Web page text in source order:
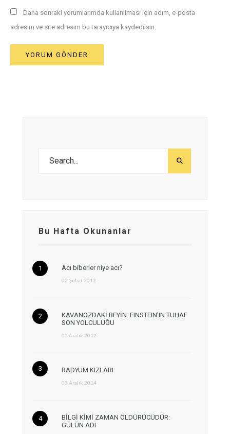
Daha sonraki yorumlarımda kullanılması için adım, e-posta
adresim ve site adresim bu tarayıcıya kaydedilsin.
Bu Hafta Okunanlar
Acı biberler niye acı?
02 Şubat 2012
KAVANOZDAKİ BEYİN: EINSTEIN’IN TUHAF
SON YOLCULUĞU
03 Aralık 2012
RADYUM KIZLARI
03 Aralık 2014
BİLGİ KİMİ ZAMAN ÖLDÜRÜCÜDÜR:
GÜLÜN ADI